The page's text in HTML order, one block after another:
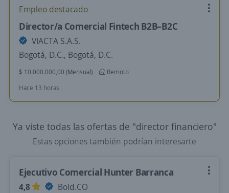
Empleo destacado
Director/a Comercial Fintech B2B–B2C
VIACTA S.A.S.
Bogotá, D.C., Bogotá, D.C.
$ 10.000.000,00 (Mensual)
Remoto
Hace 13 horas
Ya viste todas las ofertas de "director financiero"
Estas opciones también podrían interesarte
Ejecutivo Comercial Hunter Barranca
4,8
Bold.CO